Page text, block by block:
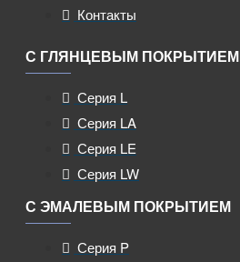
Контакты
С ГЛЯНЦЕВЫМ ПОКРЫТИЕМ
Серия L
Серия LA
Серия LE
Серия LW
С ЭМАЛЕВЫМ ПОКРЫТИЕМ
Серия P